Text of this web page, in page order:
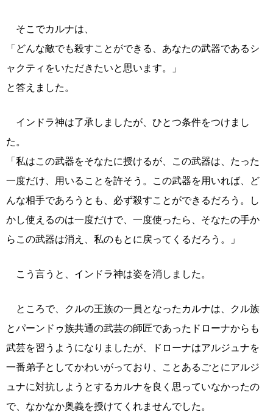
そこでカルナは、
「どんな敵でも殺すことができる、あなたの武器であるシ
ャクティをいただきたいと思います。」
と答えました。
インドラ神は了承しましたが、ひとつ条件をつけまし
た。
「私はこの武器をそなたに授けるが、この武器は、たった
一度だけ、用いることを許そう。この武器を用いれば、ど
んな相手であろうとも、必ず殺すことができるだろう。し
かし使えるのは一度だけで、一度使ったら、そなたの手か
らこの武器は消え、私のもとに戻ってくるだろう。」
こう言うと、インドラ神は姿を消しました。
ところで、クルの王族の一員となったカルナは、クル族
とパーンドゥ族共通の武芸の師匠であったドローナからも
武芸を習うようになりましたが、ドローナはアルジュナを
一番弟子としてかわいがっており、ことあるごとにアルジ
ュナに対抗しようとするカルナを良く思っていなかったの
で、なかなか奥義を授けてくれませんでした。